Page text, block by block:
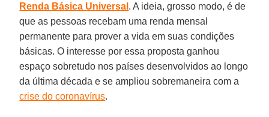
Renda Básica Universal . A ideia, grosso modo, é de
que as pessoas recebam uma renda mensal
permanente para prover a vida em suas condições
básicas. O interesse por essa proposta ganhou
espaço sobretudo nos países desenvolvidos ao longo
da última década e se ampliou sobremaneira com a
crise do coronavírus.